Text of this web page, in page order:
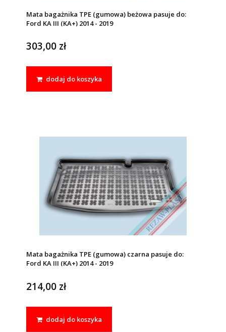
Mata bagażnika TPE (gumowa) beżowa pasuje do:
Ford KA III (KA+) 2014 - 2019
303,00 zł
dodaj do koszyka
Mata bagażnika TPE (gumowa) czarna pasuje do:
Ford KA III (KA+) 2014 - 2019
214,00 zł
dodaj do koszyka